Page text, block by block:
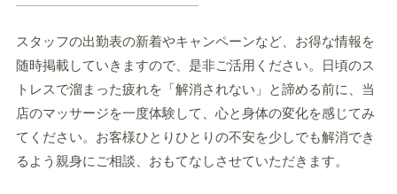
スタッフの出勤表の新着やキャンペーンなど、お得な情報を
随時掲載していきますので、是非ご活用ください。日頃のス
トレスで溜まった疲れを「解消されない」と諦める前に、当
店のマッサージを一度体験して、心と身体の変化を感じてみ
てください。お客様ひとりひとりの不安を少しでも解消でき
るよう親身にご相談、おもてなしさせていただきます。